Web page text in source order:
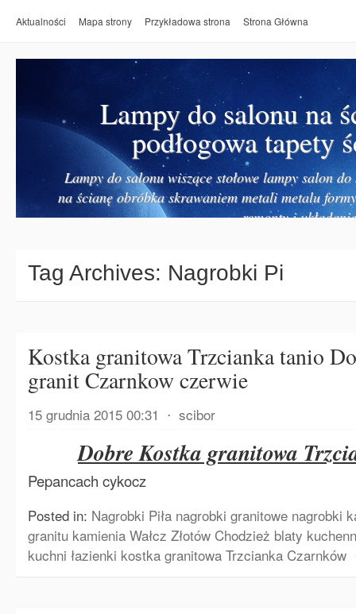
Aktualności Mapa strony Przykładowa strona Strona Główna
Lampy do salonu na
podłogowa tapety
Lampy do salonu wiszące stołowe lampy salon
na ścianę obróbka skrawaniem metali metalu
remonty i
Tag Archives: Nagrobki Pi
Kostka granitowa Trzcianka tanio
granit Czarnkow czerwie
15 grudnia 2015 00:31 ⋅ scibor
Dobre Kostka granitowa
Pepancach cykocz
Posted in: Nagrobki Piła nagrobki granitowe nagrobki
granitu kamienia Wałcz Złotów Chodzież blaty
kuchni łazienki kostka granitowa Trzcianka Czarnków